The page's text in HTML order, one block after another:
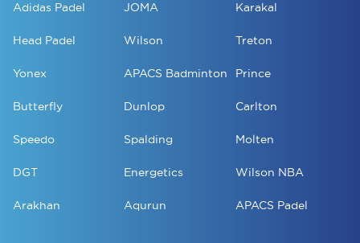
Adidas Padel JOMA Karakal
Head Padel Wilson Treton
Yonex APACS Badminton Prince
Butterfly Dunlop Carlton
Speedo Spalding Molten
DGT Energetics Wilson NBA
Arakhan Aqurun APACS Padel